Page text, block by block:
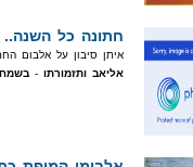
חתונה כל השנה..
איתן סיבון על אלבום
אליאב ותזמורתו -